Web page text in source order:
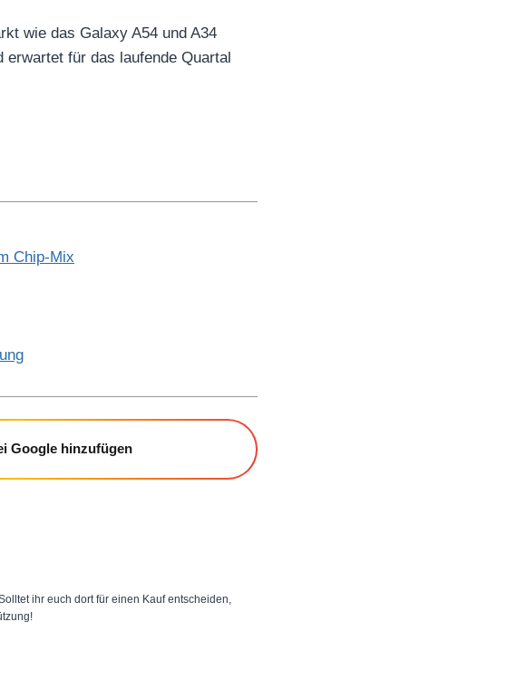
wie das Galaxy A54 und A34
für das laufende Quartal
Chip-Mix
Google hinzufügen
ihr euch dort für einen Kauf entscheiden,